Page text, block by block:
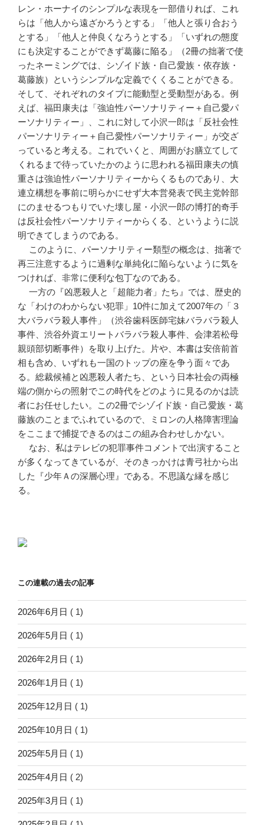
レン・ホーナイのシンプルな表現を一部借りれば、これ
らは「他人から遠ざかろうとする」「他人と張り合おう
とする」「他人と仲良くなろうとする」「いずれの態度
にも決定することができず葛藤に陥る」（2冊の拙著で使
ったネーミングでは、シゾイド族・自己愛族・依存族・
葛藤族）というシンプルな定義でくくることができる。
そして、それぞれのタイプに能動型と受動型がある。例
えば、福田康夫は「強迫性パーソナリティー＋自己愛パ
ーソナリティー」、これに対して小沢一郎は「反社会性
パーソナリティー＋自己愛性パーソナリティー」が交ざ
っていると考える。これでいくと、周囲がお膳立てして
くれるまで待っていたかのように思われる福田康夫の慎
重さは強迫性パーソナリティーからくるものであり、大
連立構想を事前に明らかにせず大本営発表で民主党幹部
にのませるつもりでいた壊し屋・小沢一郎の博打的奇手
は反社会性パーソナリティーからくる、というように説
明できてしまうのである。
このように、パーソナリティー類型の概念は、拙著で
再三注意するように過剰な単純化に陥らないように気を
つければ、非常に便利な包丁なのである。
一方の『凶悪殺人と「超能力者」たち』では、歴史的
な「わけのわからない犯罪」10件に加えて2007年の「３
大バラバラ殺人事件」（渋谷歯科医師宅妹バラバラ殺人
事件、渋谷外資エリートバラバラ殺人事件、会津若松母
親頭部切断事件）を取り上げた。片や、本書は安倍前首
相も含め、いずれも一国のトップの座を争う面々であ
る。総裁候補と凶悪殺人者たち、という日本社会の両極
端の側からの照射でこの時代をどのように見るのかは読
者にお任せしたい。この2冊でシゾイド族・自己愛族・葛
藤族のことまでふれているので、ミロンの人格障害理論
をここまで捕捉できるのはこの組み合わせしかない。
なお、私はテレビの犯罪事件コメントで出演すること
が多くなってきているが、そのきっかけは青弓社から出
した『少年Ａの深層心理』である。不思議な縁を感じ
る。
この連載の過去の記事
2026年6月日 ( 1)
2026年5月日 ( 1)
2026年2月日 ( 1)
2026年1月日 ( 1)
2025年12月日 ( 1)
2025年10月日 ( 1)
2025年5月日 ( 1)
2025年4月日 ( 2)
2025年3月日 ( 1)